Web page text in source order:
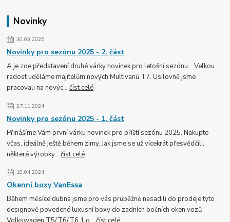
Novinky
30.03.2025
Novinky pro sezónu 2025 - 2. část
A je zde představení druhé várky novinek pro letošní sezónu. Velkou
radost uděláme majitelům nových Multivanů T7. Usilovně jsme
pracovali na novýc...číst celé
27.11.2024
Novinky pro sezónu 2025 - 1. část
Přinášíme Vám první várku novinek pro příští sezónu 2025. Nakupte
včas, ideálně ještě během zimy. Jak jsme se už vícekrát přesvědčili,
některé výrobky...číst celé
19.04.2024
Okenní boxy VanEssa
Během měsíce dubna jsme pro vás průběžně nasadili do prodeje tyto
designově povedené luxusní boxy do zadních bočních oken vozů